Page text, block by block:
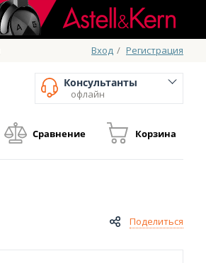
Вход / Регистрация
Консультанты
офлайн
Сравнение Корзина
Поделиться